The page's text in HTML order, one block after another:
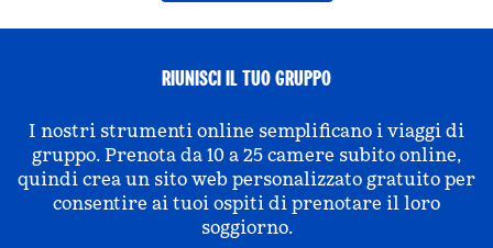
RIUNISCI IL TUO GRUPPO
I nostri strumenti online semplificano i viaggi di
gruppo. Prenota da 10 a 25 camere subito online,
quindi crea un sito web personalizzato gratuito per
consentire ai tuoi ospiti di prenotare il loro
soggiorno.